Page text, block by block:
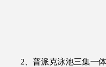
2、普派克泳池三集一体